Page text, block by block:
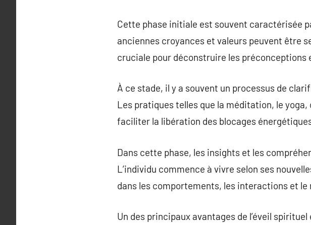
Cette phase initiale est souvent caractérisée
anciennes croyances et valeurs peuvent être
cruciale pour déconstruire les préconceptions
À ce stade, il y a souvent un processus de
Les pratiques telles que la méditation, le
faciliter la libération des blocages
Dans cette phase, les insights et les
L’individu commence à vivre selon ses
dans les comportements, les interactions et le
Un des principaux avantages de l’éveil